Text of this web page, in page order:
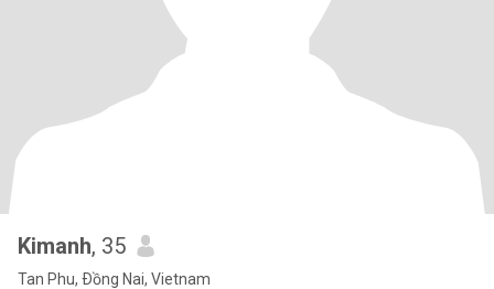
Kimanh, 35
Tan Phu, Ðồng Nai, Vietnam